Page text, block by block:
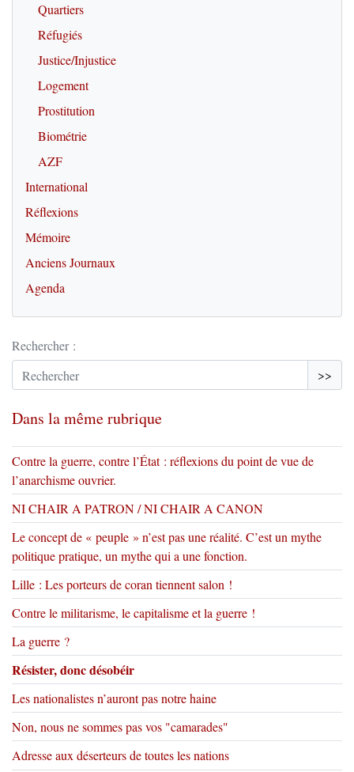
Quartiers
Réfugiés
Justice/Injustice
Logement
Prostitution
Biométrie
AZF
International
Réflexions
Mémoire
Anciens Journaux
Agenda
Rechercher :
>>
Dans la même rubrique
Contre la guerre, contre l’État : réflexions du point de vue de
l’anarchisme ouvrier.
NI CHAIR A PATRON / NI CHAIR A CANON
Le concept de « peuple » n’est pas une réalité. C’est un mythe
politique pratique, un mythe qui a une fonction.
Lille : Les porteurs de coran tiennent salon !
Contre le militarisme, le capitalisme et la guerre !
La guerre ?
Résister, donc désobéir
Les nationalistes n’auront pas notre haine
Non, nous ne sommes pas vos "camarades"
Adresse aux déserteurs de toutes les nations